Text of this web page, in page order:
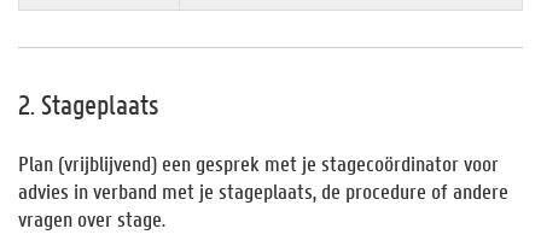
2. Stageplaats
Plan (vrijblijvend) een gesprek met je stagecoördinator voor
advies in verband met je stageplaats, de procedure of andere
vragen over stage.